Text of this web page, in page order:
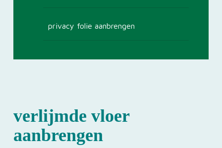
privacy folie aanbrengen
verlijmde vloer
aanbrengen